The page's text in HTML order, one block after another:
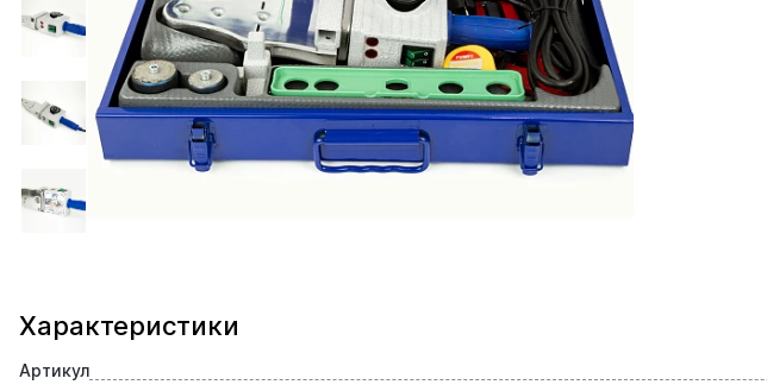
Характеристики
Артикул